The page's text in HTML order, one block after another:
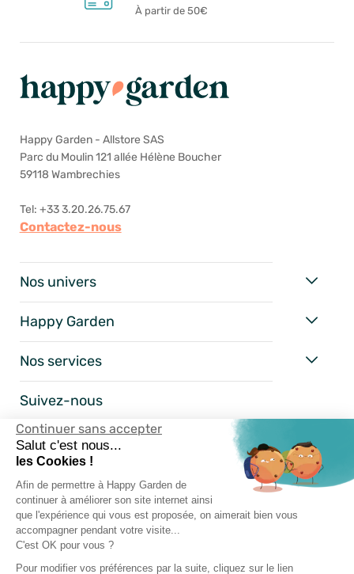
Continuer sans accepter
Salut c'est nous...
les Cookies !
Afin de permettre à Happy Garden de
continuer à améliorer son site internet ainsi
que l'expérience qui vous est proposée, on aimerait bien vous
accompagner pendant votre visite...
C'est OK pour vous ?
Pour modifier vos préférences par la suite, cliquez sur le lien
À partir de 50€
Happy Garden - Allstore SAS
Parc du Moulin 121 allée Hélène Boucher
59118 Wambrechies
Tel: +33 3.20.26.75.67
Contactez-nous
Nos univers
Happy Garden
Nos services
Suivez-nous
Mentions Légales